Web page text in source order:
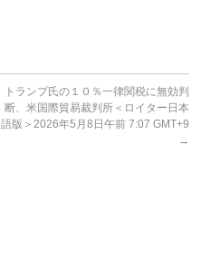
トランプ氏の１０％一律関税に無効判
断、米国際貿易裁判所＜ロイター日本
語版＞2026年5月8日午前 7:07 GMT+9
→